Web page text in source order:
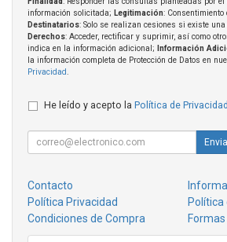
información solicitada; Legitimación: Consentimiento
Destinatarios: Solo se realizan cesiones si existe
Derechos: Acceder, rectificar y suprimir, así como
indica en la información adicional;
Información
la información completa de Protección de Datos en
Privacidad
He leído y acepto la Política de Privacidad
Contacto
Política Privacidad
Política
Condiciones de Compra